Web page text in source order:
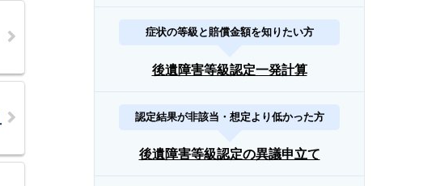
症状の等級と賠償金額を知りたい方
後遺障害等級認定一発計算
認定結果が非該当・想定より低かった方
後遺障害等級認定の異議申立て